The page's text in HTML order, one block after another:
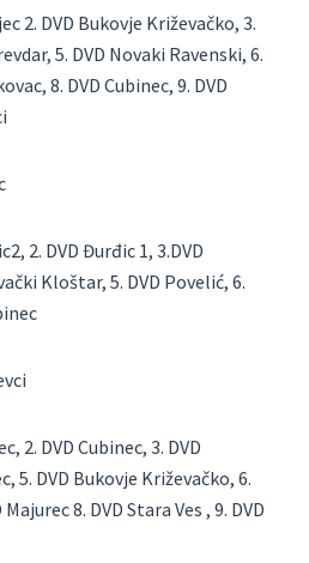
2. DVD Bukovje Križevačko, 3.
5. DVD Novaki Ravenski, 6.
8. DVD Cubinec, 9. DVD
2. DVD Đurđic 1, 3.DVD
Kloštar, 5. DVD Povelić, 6.
2. DVD Cubinec, 3. DVD
5. DVD Bukovje Križevačko, 6.
8. DVD Stara Ves , 9. DVD